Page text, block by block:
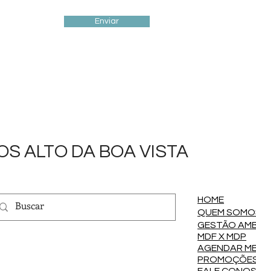
Enviar
ALTO DA BOA VISTA
HOME
QUEM
GESTÃO
MDF X MDP
AGENDAR